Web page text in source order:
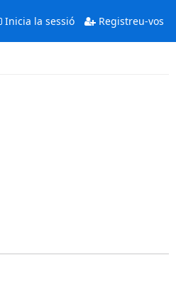
Inicia la sessió Registreu-vos